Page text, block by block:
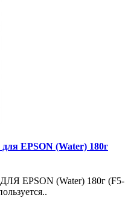
EPSON (Water) 180г
EPSON (Water) 180г (F5-